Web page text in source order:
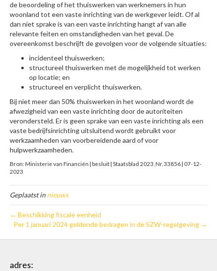
de beoordeling of het thuiswerken van werknemers in hun
woonland tot een vaste inrichting van de werkgever leidt. Of al
dan niet sprake is van een vaste inrichting hangt af van alle
relevante feiten en omstandigheden van het geval. De
overeenkomst beschrijft de gevolgen voor de volgende situaties:
incidenteel thuiswerken;
structureel thuiswerken met de mogelijkheid tot werken
op locatie; en
structureel en verplicht thuiswerken.
Bij niet meer dan 50% thuiswerken in het woonland wordt de
afwezigheid van een vaste inrichting door de autoriteiten
verondersteld. Er is geen sprake van een vaste inrichting als een
vaste bedrijfsinrichting uitsluitend wordt gebruikt voor
werkzaamheden van voorbereidende aard of voor
hulpwerkzaamheden.
Bron: Ministerie van Financiën | besluit | Staatsblad 2023, Nr. 33856 | 07-12-
2023
Geplaatst innieuws
← Beschikking fiscale eenheid
Per 1 januari 2024 geldende bedragen in de SZW-regelgeving →
adres: